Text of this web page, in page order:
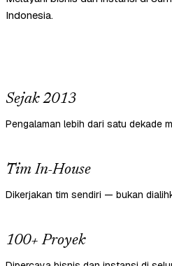
Indonesia.
Sejak 2013
Pengalaman lebih dari satu dekade
Tim In-House
Dikerjakan tim sendiri — bukan
100+ Proyek